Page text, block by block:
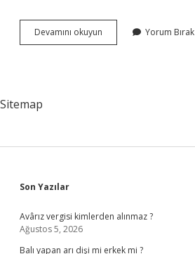
Devamını okuyun
Astara
Yorum Bırak
Sitemap
Sidebar
Son Yazılar
Avârız vergisi kimlerden alınmaz ?
Ağustos 5, 2026
Balı yapan arı dişi mi erkek mi ?